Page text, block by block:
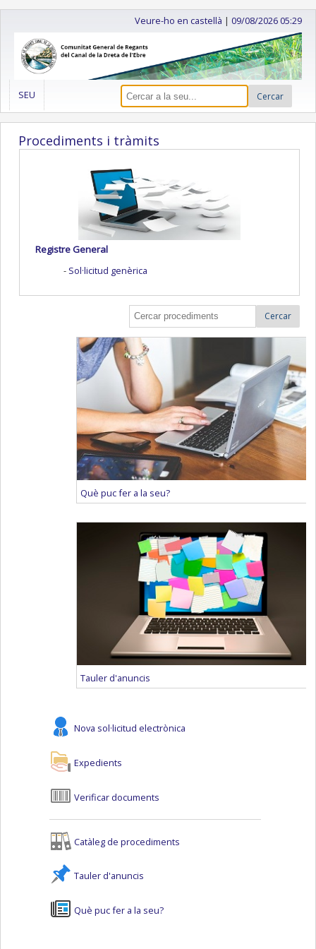
Veure-ho en castellà |09/08/2026 05:29
SEU Cercar
Procediments i tràmits
Registre General
Sol·licitud genèrica
Cercar
Què puc fer a la seu?
Tauler d'anuncis
Nova sol·licitud electrònica
Expedients
Verificar documents
Catàleg de procediments
Tauler d'anuncis
Què puc fer a la seu?